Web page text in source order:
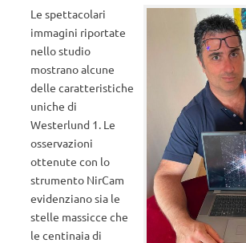
Le spettacolari
immagini riportate
nello studio
mostrano alcune
delle caratteristiche
uniche di
Westerlund 1. Le
osservazioni
ottenute con lo
strumento NirCam
evidenziano sia le
stelle massicce che
le centinaia di